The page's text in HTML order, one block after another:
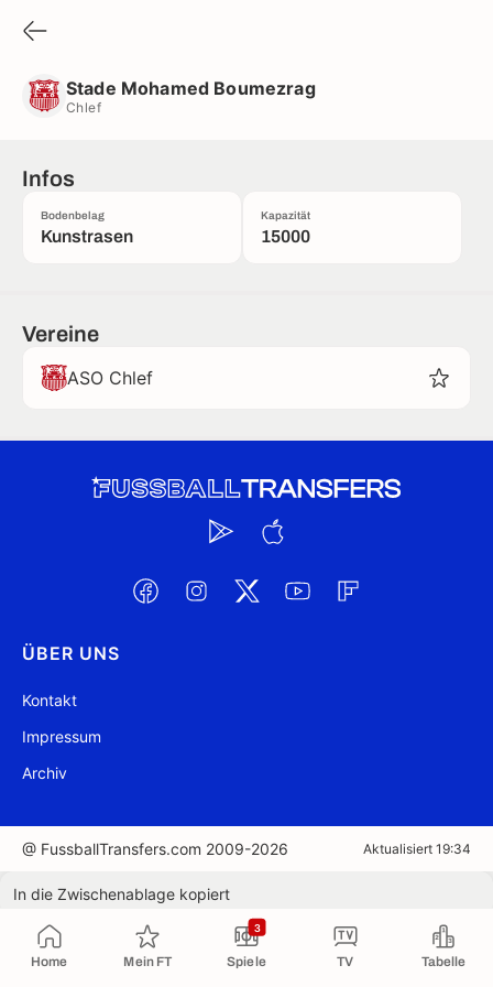
Home Mein FT Spiele
3
TV Tabelle
Stade Mohamed Boumezrag
Chlef
Infos
Bodenbelag
Kunstrasen
Kapazität
15000
Vereine
ASO Chlef
ÜBER UNS
Kontakt
Impressum
Archiv
@ FussballTransfers.com 2009-2026 Aktualisiert 19:34
In die Zwischenablage kopiert